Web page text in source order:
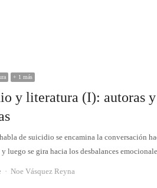
+ 1 más
y literatura (I): autoras y
de suicidio se encamina la conversación
luego se gira hacia los desbalances
Autor
Noe Vásquez Reyna